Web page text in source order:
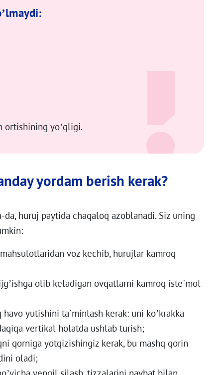
ortishining yo’qligi.
yordam berish kerak?
huruj paytida chaqaloq azoblanadi. Siz uning
voz kechib, hurujlar kamroq
olib keladigan ovqatlarni kamroq iste`mol
yutishini ta`minlash kerak: uni ko’krakka
vertikal holatda ushlab turish;
qorniga yotqizishingiz kerak, bu mashq qorin
oladi;